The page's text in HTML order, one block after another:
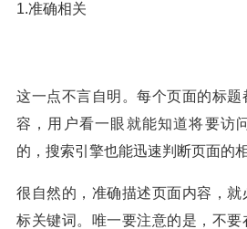
1.准确相关
这一点不言自明。每个页面的标
容，用户看一眼就能知道将要访
的，搜索引擎也能迅速判断页面的相
很自然的，准确描述页面内容，就
标关键词。唯一要注意的是，不